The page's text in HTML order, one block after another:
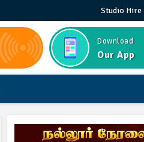
Studio Hire
Download
Our App